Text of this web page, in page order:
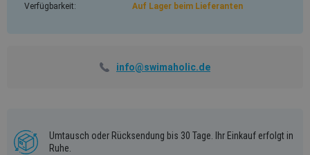
Verfügbarkeit: Auf Lager beim Lieferanten
info@swimaholic.de
Umtausch oder Rücksendung bis 30 Tage. Ihr Einkauf erfolgt in
Ruhe.